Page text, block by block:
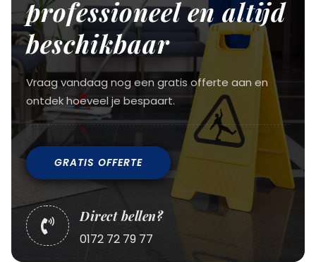
professioneel en altijd
beschikbaar
Vraag vandaag nog een gratis offerte aan en
ontdek hoeveel je bespaart.
GRATIS OFFERTE

Direct bellen?
0172 72 79 77